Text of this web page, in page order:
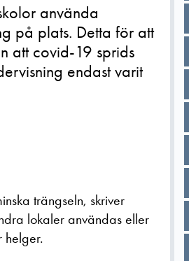
använda
på plats. Detta för att
att covid-19 sprids
endast varit
trängseln, skriver
lokaler användas eller
helger.